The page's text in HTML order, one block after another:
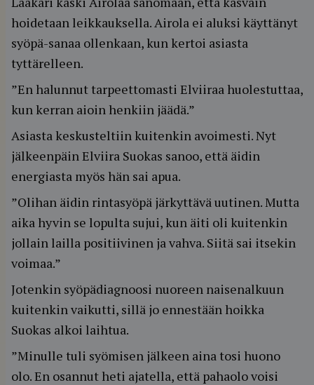
hoidetaan leikkauksella. Airola ei aluksi käyttänyt
syöpä-sanaa ollenkaan, kun kertoi asiasta
tyttärelleen.
”En halunnut tarpeettomasti Elviiraa huolestuttaa,
kun kerran aioin henkiin jäädä.”
Asiasta keskusteltiin kuitenkin avoimesti. Nyt
jälkeenpäin Elviira Suokas sanoo, että äidin
energiasta myös hän sai apua.
”Olihan äidin rintasyöpä järkyttävä uutinen. Mutta
aika hyvin se lopulta sujui, kun äiti oli kuitenkin
jollain lailla positiivinen ja vahva. Siitä sai itsekin
voimaa.”
Jotenkin syöpädiagnoosi nuoreen naisenalkuun
kuitenkin vaikutti, sillä jo ennestään hoikka
Suokas alkoi laihtua.
”Minulle tuli syömisen jälkeen aina tosi huono
olo. En osannut heti ajatella, että pahaolo voisi